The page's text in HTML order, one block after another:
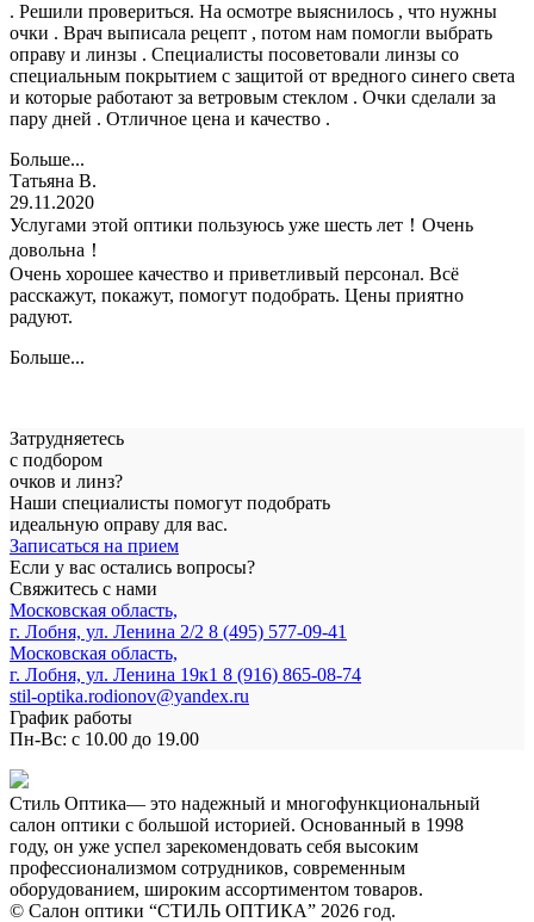
. Решили провериться. На осмотре выяснилось , что нужны
очки . Врач выписала рецепт , потом нам помогли выбрать
оправу и линзы . Специалисты посоветовали линзы со
специальным покрытием с защитой от вредного синего света
и которые работают за ветровым стеклом . Очки сделали за
пару дней . Отличное цена и качество .
Больше...
Татьяна В.
29.11.2020
Услугами этой оптики пользуюсь уже шесть лет！Очень
довольна！
Очень хорошее качество и приветливый персонал. Всё
расскажут, покажут, помогут подобрать. Цены приятно
радуют.
Больше...
Затрудняетесь
с подбором
очков и линз?
Наши специалисты помогут подобрать
идеальную оправу для вас.
Записаться на прием
Если у вас остались вопросы?
Свяжитесь с нами
Московская область,
г. Лобня, ул. Ленина 2/2 8 (495) 577-09-41
Московская область,
г. Лобня, ул. Ленина 19к1 8 (916) 865-08-74
stil-optika.rodionov@yandex.ru
График работы
Пн-Вс: с 10.00 до 19.00
Стиль Оптика— это надежный и многофункциональный
салон оптики с большой историей. Основанный в 1998
году, он уже успел зарекомендовать себя высоким
профессионализмом сотрудников, современным
оборудованием, широким ассортиментом товаров.
© Салон оптики “СТИЛЬ ОПТИКА” 2026 год.